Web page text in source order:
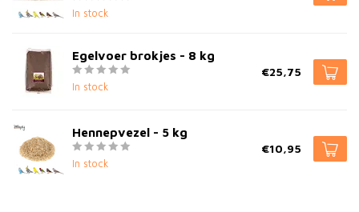
In stock
Egelvoer brokjes - 8 kg
In stock
€25,75
Hennepvezel - 5 kg
In stock
€10,95